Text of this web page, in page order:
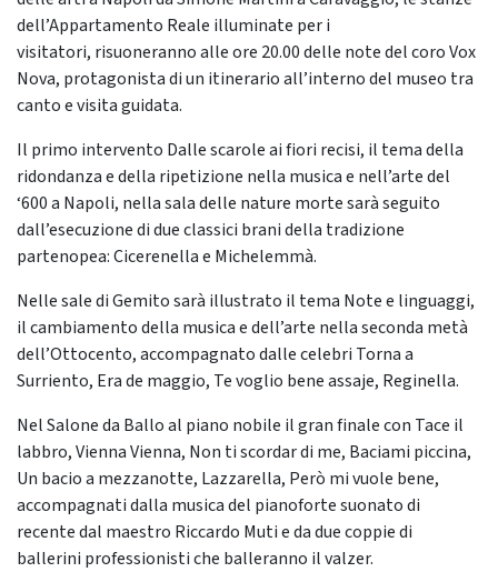
dell’Appartamento Reale illuminate per i
visitatori, risuoneranno alle ore 20.00 delle note del coro Vox
Nova, protagonista di un itinerario all’interno del museo tra
canto e visita guidata.
Il primo intervento Dalle scarole ai fiori recisi, il tema della
ridondanza e della ripetizione nella musica e nell’arte del
‘600 a Napoli, nella sala delle nature morte sarà seguito
dall’esecuzione di due classici brani della tradizione
partenopea: Cicerenella e Michelemmà.
Nelle sale di Gemito sarà illustrato il tema Note e linguaggi,
il cambiamento della musica e dell’arte nella seconda metà
dell’Ottocento, accompagnato dalle celebri Torna a
Surriento, Era de maggio, Te voglio bene assaje, Reginella.
Nel Salone da Ballo al piano nobile il gran finale con Tace il
labbro, Vienna Vienna, Non ti scordar di me, Baciami piccina,
Un bacio a mezzanotte, Lazzarella, Però mi vuole bene,
accompagnati dalla musica del pianoforte suonato di
recente dal maestro Riccardo Muti e da due coppie di
ballerini professionisti che balleranno il valzer.